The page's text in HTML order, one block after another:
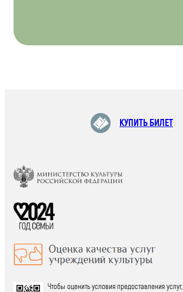
КУПИТЬ БИЛЕТ
Чтобы оценить условия предоставления услуг,